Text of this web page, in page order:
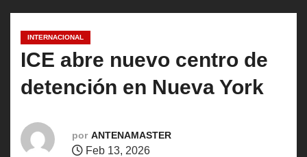
INTERNACIONAL
ICE abre nuevo centro de
detención en Nueva York
por ANTENAMASTER
Feb 13, 2026